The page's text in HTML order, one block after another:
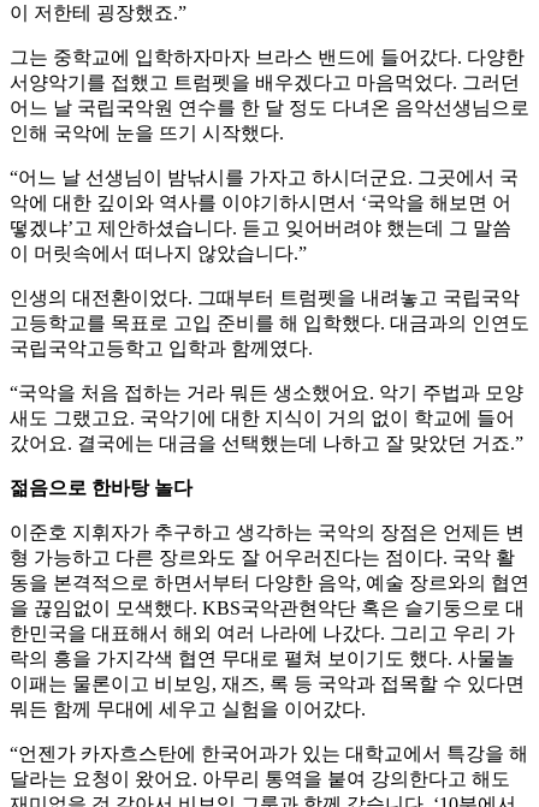
이 저한테 굉장했죠.”
그는 중학교에 입학하자마자 브라스 밴드에 들어갔다. 다양한
서양악기를 접했고 트럼펫을 배우겠다고 마음먹었다. 그러던
어느 날 국립국악원 연수를 한 달 정도 다녀온 음악선생님으로
인해 국악에 눈을 뜨기 시작했다.
“어느 날 선생님이 밤낚시를 가자고 하시더군요. 그곳에서 국
악에 대한 깊이와 역사를 이야기하시면서 ‘국악을 해보면 어
떻겠냐’고 제안하셨습니다. 듣고 잊어버려야 했는데 그 말씀
이 머릿속에서 떠나지 않았습니다.”
인생의 대전환이었다. 그때부터 트럼펫을 내려놓고 국립국악
고등학교를 목표로 고입 준비를 해 입학했다. 대금과의 인연도
국립국악고등학고 입학과 함께였다.
“국악을 처음 접하는 거라 뭐든 생소했어요. 악기 주법과 모양
새도 그랬고요. 국악기에 대한 지식이 거의 없이 학교에 들어
갔어요. 결국에는 대금을 선택했는데 나하고 잘 맞았던 거죠.”
젊음으로 한바탕 놀다
이준호 지휘자가 추구하고 생각하는 국악의 장점은 언제든 변
형 가능하고 다른 장르와도 잘 어우러진다는 점이다. 국악 활
동을 본격적으로 하면서부터 다양한 음악, 예술 장르와의 협연
을 끊임없이 모색했다. KBS국악관현악단 혹은 슬기둥으로 대
한민국을 대표해서 해외 여러 나라에 나갔다. 그리고 우리 가
락의 흥을 가지각색 협연 무대로 펼쳐 보이기도 했다. 사물놀
이패는 물론이고 비보잉, 재즈, 록 등 국악과 접목할 수 있다면
뭐든 함께 무대에 세우고 실험을 이어갔다.
“언젠가 카자흐스탄에 한국어과가 있는 대학교에서 특강을 해
달라는 요청이 왔어요. 아무리 통역을 붙여 강의한다고 해도